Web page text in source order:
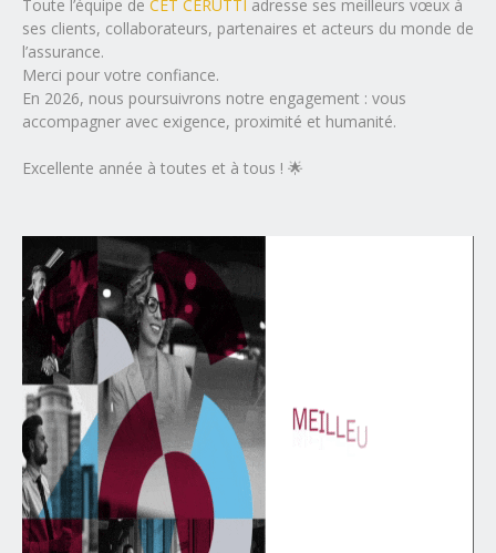
Toute l’équipe de CET CERUTTI adresse ses meilleurs vœux à
ses clients, collaborateurs, partenaires et acteurs du monde de
l’assurance.
Merci pour votre confiance.
En 2026, nous poursuivrons notre engagement : vous
accompagner avec exigence, proximité et humanité.
Excellente année à toutes et à tous ! 🌟